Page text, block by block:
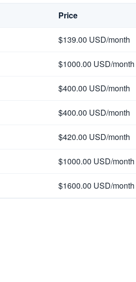
Price
$139.00 USD/month
$1000.00 USD/month
$400.00 USD/month
$400.00 USD/month
$420.00 USD/month
$1000.00 USD/month
$1600.00 USD/month